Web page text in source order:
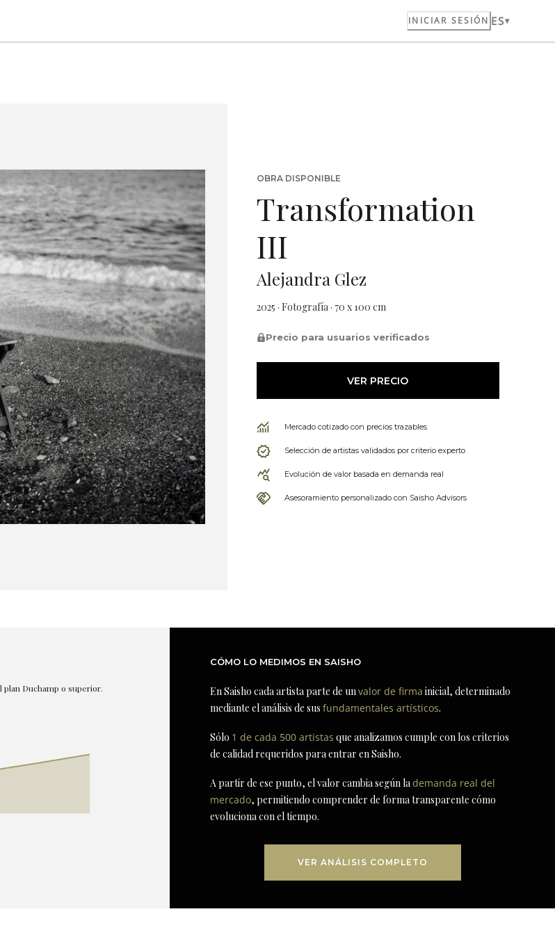
INICIAR SESIÓN ES
OBRA DISPONIBLE
Transformation
III
Alejandra Glez
2025 · Fotografía · 70 x 100 cm
Precio para usuarios verificados
VER PRECIO
Mercado cotizado con precios trazables
Selección de artistas validados por criterio experto
Evolución de valor basada en demanda real
Asesoramiento personalizado con Saisho Advisors
plan Duchamp o superior.
CÓMO LO MEDIMOS EN SAISHO
En Saisho cada artista parte de unvalor de firma inicial, determinado
mediante el análisis de susfundamentales artísticos.
Sólo 1 de cada 500 artistas que analizamos cumple con los criterios
de calidad requeridos para entrar en Saisho.
A partir de ese punto, el valor cambia según lademanda real del
mercado, permitiendo comprender de forma transparente cómo
evoluciona con el tiempo.
VER ANÁLISIS COMPLETO